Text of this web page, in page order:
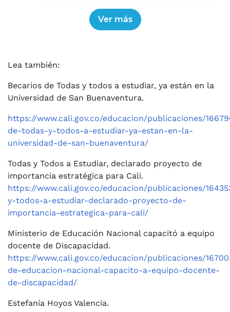
Lea también:
Becarios de Todas y todos a estudiar, ya están en la
Universidad de San Buenaventura.
https://www.cali.gov.co/educacion/publicaciones/
de-todas-y-todos-a-estudiar-ya-estan-en-la-
universidad-de-san-buenaventura/
Todas y Todos a Estudiar, declarado proyecto de
importancia estratégica para Cali.
https://www.cali.gov.co/educacion/publicaciones/
y-todos-a-estudiar-declarado-proyecto-de-
importancia-estrategica-para-cali/
Ministerio de Educación Nacional capacitó a equipo
docente de Discapacidad.
https://www.cali.gov.co/educacion/publicaciones/
de-educacion-nacional-capacito-a-equipo-docente-
de-discapacidad/
Estefanía Hoyos Valencia.